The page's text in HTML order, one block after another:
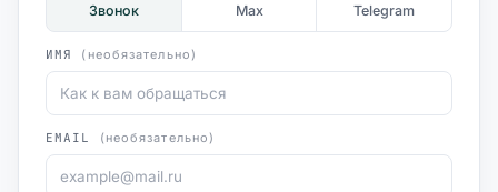
Звонок Max Telegram
ИМЯ (необязательно)
EMAIL (необязательно)